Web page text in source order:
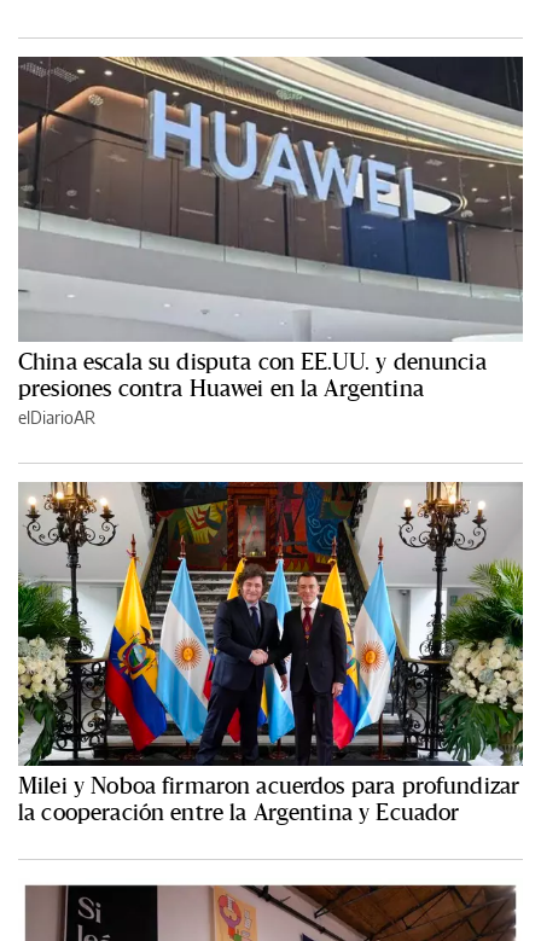
China escala su disputa con EE.UU. y denuncia
presiones contra Huawei en la Argentina
elDiarioAR
Milei y Noboa firmaron acuerdos para profundizar
la cooperación entre la Argentina y Ecuador